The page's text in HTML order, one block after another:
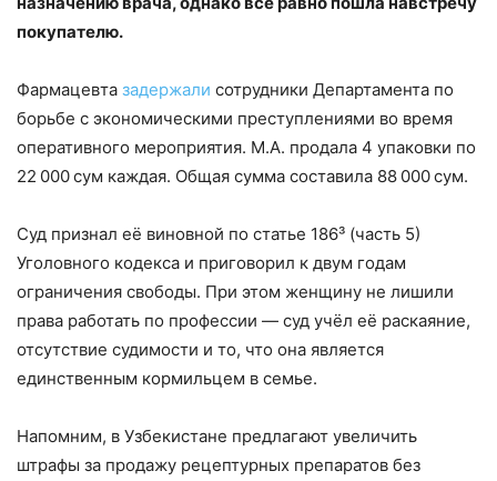
покупателю.
Фармацевта задержали сотрудники Департамента по
борьбе с экономическими преступлениями во время
оперативного мероприятия. М.А. продала 4 упаковки по
22 000 сум каждая. Общая сумма составила 88 000 сум.
Суд признал её виновной по статье 186³ (часть 5)
Уголовного кодекса и приговорил к двум годам
ограничения свободы. При этом женщину не лишили
права работать по профессии — суд учёл её раскаяние,
отсутствие судимости и то, что она является
единственным кормильцем в семье.
Напомним, в Узбекистане предлагают увеличить
штрафы за продажу рецептурных препаратов без